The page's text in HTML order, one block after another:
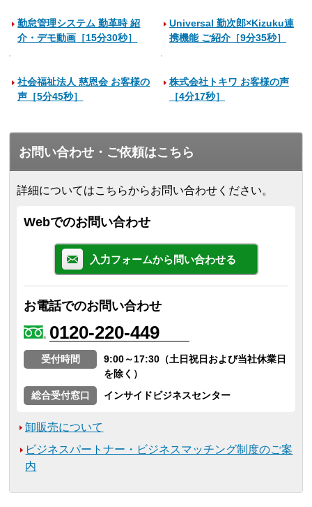
勤怠管理システム 勤革時 紹
介・デモ動画［15分30秒］
Universal 勤次郎×Kizuku連
携機能 ご紹介［9分35秒］
社会福祉法人 慈恩会 お客様の
声［5分45秒］
株式会社トキワ お客様の声
［4分17秒］
お問い合わせ・ご依頼はこちら
詳細についてはこちらからお問い合わせください。
Webでのお問い合わせ
入力フォームから問い合わせる
お電話でのお問い合わせ
0120-220-449
受付時間
9:00～17:30（土日祝日および当社休業日
を除く）
総合受付窓口
インサイドビジネスセンター
卸販売について
ビジネスパートナー・ビジネスマッチング制度のご案
内